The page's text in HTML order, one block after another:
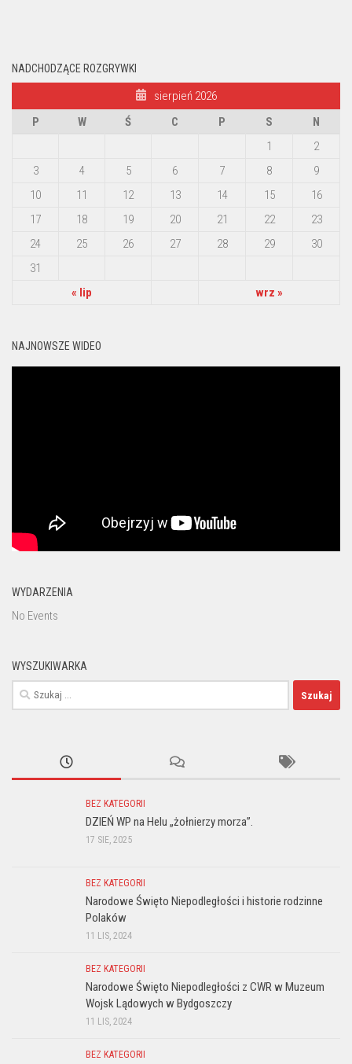
NADCHODZĄCE ROZGRYWKI
sierpień 2026
P
W Ś C P S
N
1
2
3
4 5 6 7 8
9
10
11 12 13 14 15
16
17
18 19 20 21 22
23
24
25 26 27 28 29
30
31
« lip
wrz »
NAJNOWSZE WIDEO
WYDARZENIA
No Events
WYSZUKIWARKA
Szukaj:
BEZ KATEGORII
DZIEŃ WP na Helu „żołnierzy morza”.
17 SIE, 2025
BEZ KATEGORII
Narodowe Święto Niepodległości i historie rodzinne
Polaków
11 LIS, 2024
BEZ KATEGORII
Narodowe Święto Niepodległości z CWR w Muzeum
Wojsk Lądowych w Bydgoszczy
11 LIS, 2024
BEZ KATEGORII